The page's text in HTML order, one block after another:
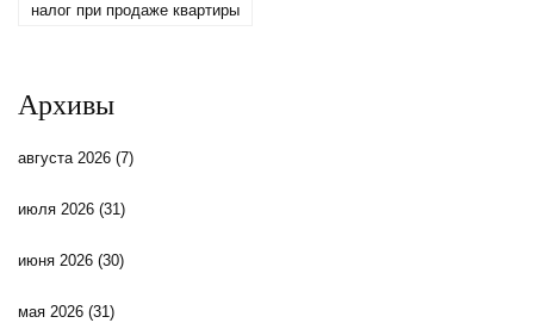
налог при продаже квартиры
Архивы
августа 2026 (7)
июля 2026 (31)
июня 2026 (30)
мая 2026 (31)